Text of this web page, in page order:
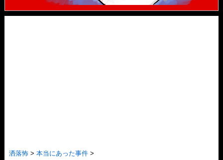
洒落怖> 本当にあった事件>